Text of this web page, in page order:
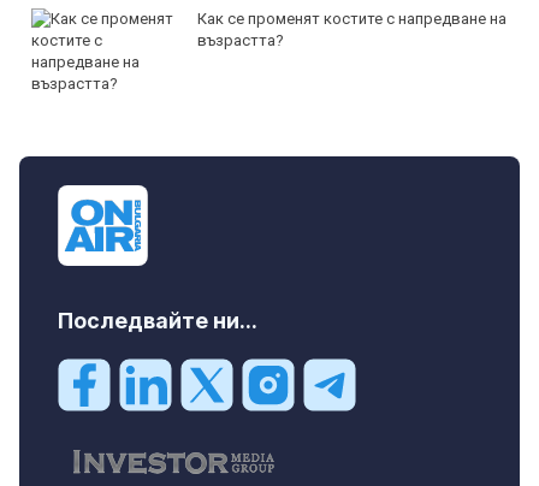
Как се променят костите с напредване на
възрастта?
Последвайте ни...